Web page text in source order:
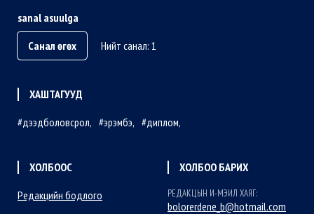
sanal asuulga
Санал өгөх
Нийт санал: 1
ХАШТАГУУД
дээдболовсрол
эрэмбэ диплом
ХОЛБООС
Редакцийн бодлого
ХОЛБОО БАРИХ
РЕДАКЦЫН И-МЭИЛ ХАЯГ:
bolorerdene_b@hotmail.com